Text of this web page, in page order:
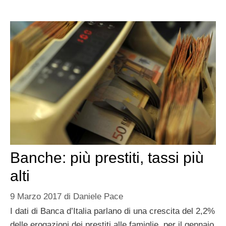
Banche: più prestiti, tassi più
alti
9 Marzo 2017 di Daniele Pace
I dati di Banca d’Italia parlano di una crescita del 2,2%